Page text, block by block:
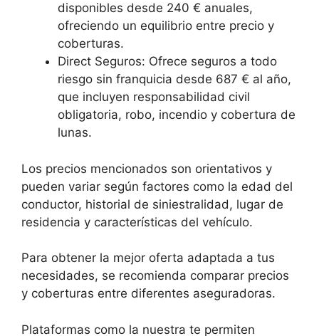
disponibles desde 240 € anuales,
ofreciendo un equilibrio entre precio y
coberturas.
Direct Seguros: Ofrece seguros a todo
riesgo sin franquicia desde 687 € al año,
que incluyen responsabilidad civil
obligatoria, robo, incendio y cobertura de
lunas.
Los precios mencionados son orientativos y
pueden variar según factores como la edad del
conductor, historial de siniestralidad, lugar de
residencia y características del vehículo.
Para obtener la mejor oferta adaptada a tus
necesidades, se recomienda comparar precios
y coberturas entre diferentes aseguradoras.
Plataformas como la nuestra te permiten